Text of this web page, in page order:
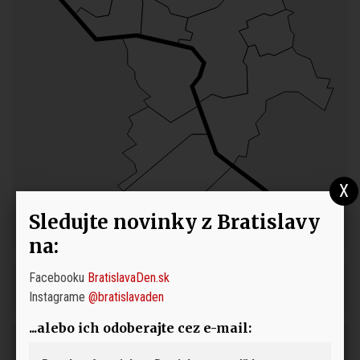
Sledujte novinky z Bratislavy
na:
Facebooku BratislavaDen.sk
Instagrame @bratislavaden
...alebo ich odoberajte cez e-mail: